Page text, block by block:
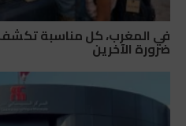
في المغرب، كل مناسبة
ضرورة الآخرين